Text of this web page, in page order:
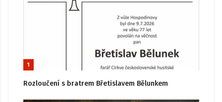
1
Rozloučení s bratrem Břetislavem Bělunkem